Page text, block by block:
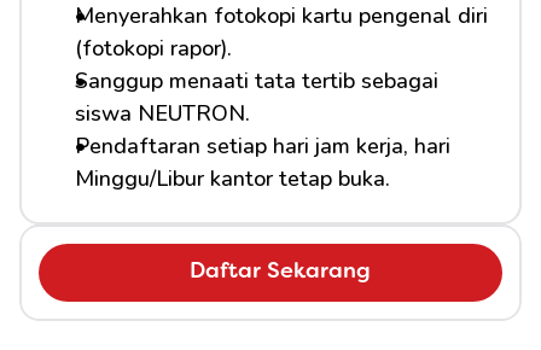
Daftar Sekarang
Menyerahkan fotokopi kartu pengenal diri
(fotokopi rapor).
Sanggup menaati tata tertib sebagai
siswa NEUTRON.
Pendaftaran setiap hari jam kerja, hari
Minggu/Libur kantor tetap buka.